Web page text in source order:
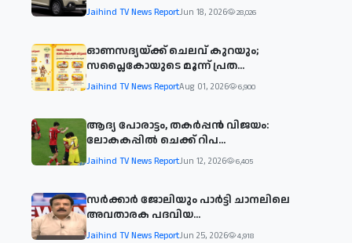
Jaihind TV News ReportJun 18, 2026 28,026
ഓണസദ്യയ്ക്ക് ചെലവ് കുറയും;
സപ്ലൈകോയുടെ മൂന്ന് പ്രത...
Jaihind TV News ReportAug 01, 2026 6,900
ആദ്യ പോരാട്ടം, തകർപ്പൻ വിജയം:
ലോകകപ്പിൽ ചെക്ക് റിപ...
Jaihind TV News ReportJun 12, 2026 6,405
സര്‍ക്കാര്‍ ജോലിയും പാര്‍ട്ടി ചാനലിലെ
അവതാരക പദവിയ...
Jaihind TV News ReportJun 25, 2026 4,918